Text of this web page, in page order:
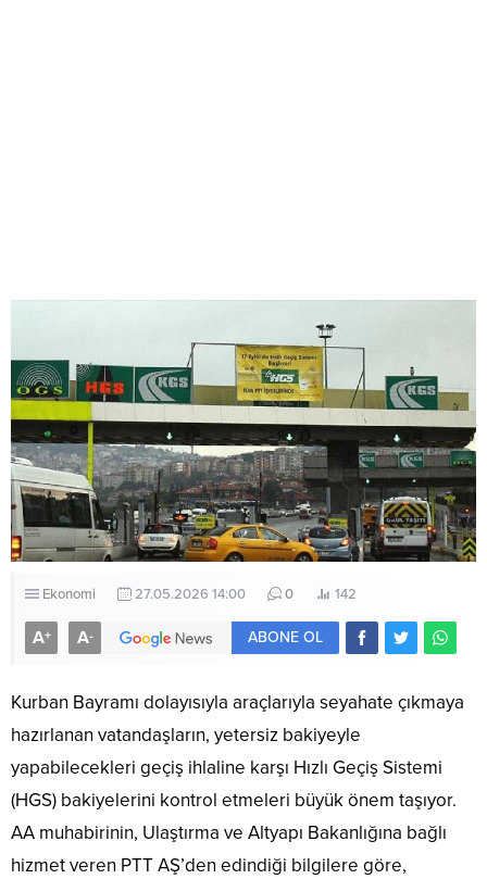
Ekonomi 27.05.2026 14:00 0 142
A+ A- ABONE OL
Kurban Bayramı dolayısıyla araçlarıyla seyahate çıkmaya
hazırlanan vatandaşların, yetersiz bakiyeyle
yapabilecekleri geçiş ihlaline karşı Hızlı Geçiş Sistemi
(HGS) bakiyelerini kontrol etmeleri büyük önem taşıyor.
AA muhabirinin, Ulaştırma ve Altyapı Bakanlığına bağlı
hizmet veren PTT AŞ’den edindiği bilgilere göre,